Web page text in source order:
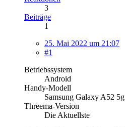
3
Beiträge
1
25. Mai 2022 um 21:07
#1
Betriebssystem
Android
Handy-Modell
Samsung Galaxy A52 5g
Threema-Version
Die Aktuellste